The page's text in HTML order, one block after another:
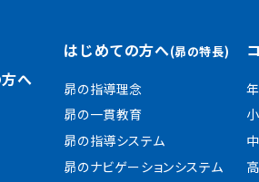
へ
はじめての方へ(昴の特長)
昴の指導理念
昴の一貫教育
昴の指導システム
昴のナビゲーションシステム